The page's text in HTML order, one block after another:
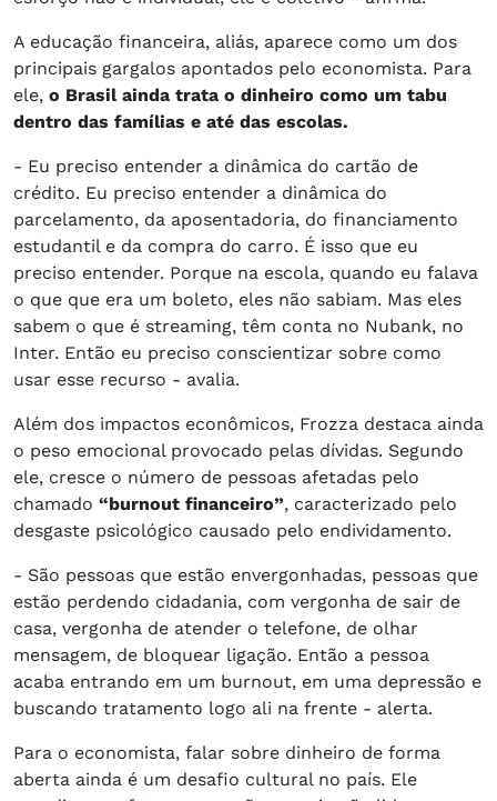
A educação financeira, aliás, aparece como um dos
principais gargalos apontados pelo economista. Para
ele, o Brasil ainda trata o dinheiro como um tabu
dentro das famílias e até das escolas.
- Eu preciso entender a dinâmica do cartão de
crédito. Eu preciso entender a dinâmica do
parcelamento, da aposentadoria, do financiamento
estudantil e da compra do carro. É isso que eu
preciso entender. Porque na escola, quando eu falava
o que que era um boleto, eles não sabiam. Mas eles
sabem o que é streaming, têm conta no Nubank, no
Inter. Então eu preciso conscientizar sobre como
usar esse recurso - avalia.
Além dos impactos econômicos, Frozza destaca ainda
o peso emocional provocado pelas dívidas. Segundo
ele, cresce o número de pessoas afetadas pelo
chamado “burnout financeiro”, caracterizado pelo
desgaste psicológico causado pelo endividamento.
- São pessoas que estão envergonhadas, pessoas que
estão perdendo cidadania, com vergonha de sair de
casa, vergonha de atender o telefone, de olhar
mensagem, de bloquear ligação. Então a pessoa
acaba entrando em um burnout, em uma depressão e
buscando tratamento logo ali na frente - alerta.
Para o economista, falar sobre dinheiro de forma
aberta ainda é um desafio cultural no país. Ele